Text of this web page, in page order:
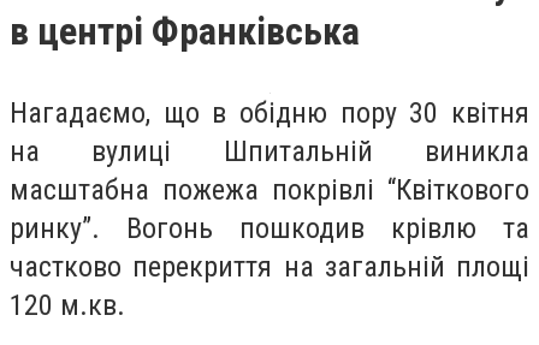
в центрі Франківська
Нагадаємо, що в обідню пору 30 квітня
на вулиці Шпитальній виникла
масштабна пожежа покрівлі “Квіткового
ринку”. Вогонь пошкодив крівлю та
частково перекриття на загальній площі
120 м.кв.